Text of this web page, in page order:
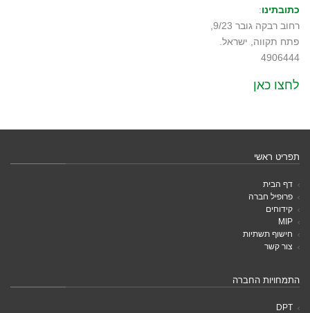
כתובתינו:
רחוב רבקה גובר 9/23,
פתח תקווה, ישראל.
4906444
לחצו כאן
תפריט ראשי
דף הבית
פרופיל חברה
קידוחים
MIP
חישוף תשתיות
צור קשר
התמחויות החברה
DPT